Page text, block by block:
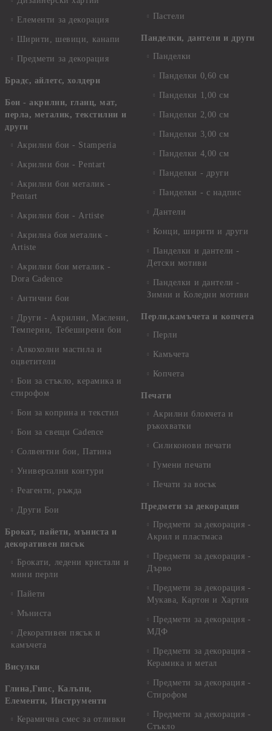
Елементи за декорация
Ширити, шевици, канапи
Предмети за декорация
Брадс, айлетс, холдери
Бои - акрилни, гланц, мат,
перла, металик, текстилни и
други
Акрилни бои - Stamperia
Акрилни бои - Pentart
Акрилни бои металик -
Pentart
Акрилни бои - Artiste
Акрилна боя металик -
Artiste
Акрилни бои металик -
Dora Cadence
Антични бои
Други - Акрилни, Маслени,
Темперни, Тебеширени бои
Алкохолни мастила и
оцветители
Бои за стъкло, керамика и
стирофом
Бои за коприна и текстил
Бои за свещи Cadence
Солвентни бои, Патина
Универсални контури
Реагенти, ръжда
Други Бои
Брокат, пайети, мъниста и
декоративен пясък
Брокати, ледени кристали и
мини перли
Пайети
Мъниста
Декоративен пясък и
камъчета
Висулки
Глина,Гипс, Калъпи,
Елементи, Инструменти
Керамична смес за отливки
Пастели
Панделки, дантели и други
Панделки
Панделки 0,60 см
Панделки 1,00 см
Панделки 2,00 см
Панделки 3,00 см
Панделки 4,00 см
Панделки - други
Панделки - с надпис
Дантели
Конци, ширити и други
Панделки и дантели -
Детски мотиви
Панделки и дантели -
Зимни и Коледни мотиви
Перли,камъчета и копчета
Перли
Камъчета
Копчета
Печати
Акрилни блокчета и
ръкохватки
Силиконови печати
Гумени печати
Печати за восък
Предмети за декорация
Предмети за декорация -
Акрил и пластмаса
Предмети за декорация -
Дърво
Предмети за декорация -
Мукава, Картон и Хартия
Предмети за декорация -
МДФ
Предмети за декорация -
Керамика и метал
Предмети за декорация -
Стирофом
Предмети за декорация -
Стъкло